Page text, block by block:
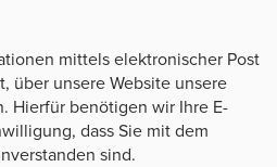
mittels elektronischer Post
über unsere Website unsere
Hierfür benötigen wir Ihre E-
dass Sie mit dem
sind.